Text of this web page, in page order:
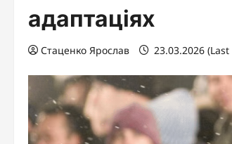
адаптаціях
Стаценко Ярослав 23.03.2026